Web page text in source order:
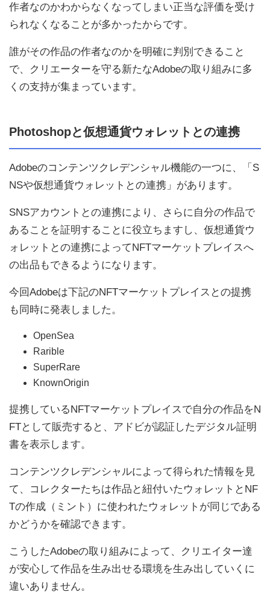
作者なのかわからなくなってしまい正当な評価を受け
られなくなることが多かったからです。
誰がその作品の作者なのかを明確に判別できること
で、クリエーターを守る新たなAdobeの取り組みに多
くの支持が集まっています。
Photoshopと仮想通貨ウォレットとの連携
Adobeのコンテンツクレデンシャル機能の一つに、「S
NSや仮想通貨ウォレットとの連携」があります。
SNSアカウントとの連携により、さらに自分の作品で
あることを証明することに役立ちますし、仮想通貨ウ
ォレットとの連携によってNFTマーケットプレイスへ
の出品もできるようになります。
今回Adobeは下記のNFTマーケットプレイスとの提携
も同時に発表しました。
OpenSea
Rarible
SuperRare
KnownOrigin
提携しているNFTマーケットプレイスで自分の作品をN
FTとして販売すると、アドビが認証したデジタル証明
書を表示します。
コンテンツクレデンシャルによって得られた情報を見
て、コレクターたちは作品と紐付いたウォレットとNF
Tの作成（ミント）に使われたウォレットが同じである
かどうかを確認できます。
こうしたAdobeの取り組みによって、クリエイター達
が安心して作品を生み出せる環境を生み出していくに
違いありません。